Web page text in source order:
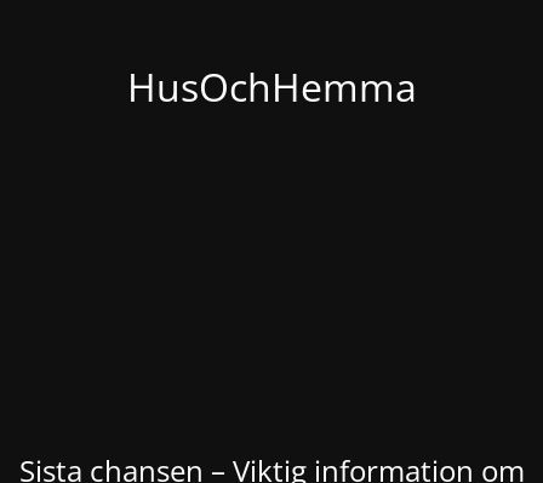
HusOchHemma
Sista chansen – Viktig information om